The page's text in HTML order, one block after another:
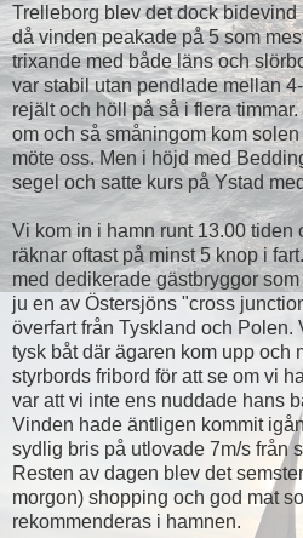
Trelleborg blev det dock
då vinden peakade på 5 som
trixande med både läns och
var stabil utan pendlade mellan
rejält och höll på så i flera
om och så småningom kom
möte oss. Men i höjd med
segel och satte kurs på Ystad
Vi kom in i hamn runt 13.00 tiden
räknar oftast på minst 5 knop i
med dedikerade gästbryggor
ju en av Östersjöns "cross
överfart från Tyskland och Polen.
tysk båt där ägaren kom upp och
styrbords fribord för att se om vi
var att vi inte ens nuddade hans
Vinden hade äntligen kommit
sydlig bris på utlovade 7m/s från
Resten av dagen blev det
morgon) shopping och god mat
rekommenderas i hamnen.